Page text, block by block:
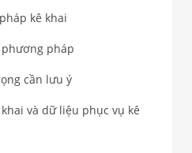
kê khai
pháp
cần lưu ý
và dữ liệu phục vụ kê